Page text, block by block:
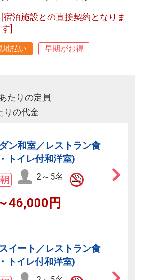
[宿泊施設との直接契約となりま
す]
地払い 早期がお得
たりの定員
りの代金
ン和室／レストラン食
トイレ付和洋室)
2～5名
46,000円
イート／レストラン食
トイレ付和洋室)